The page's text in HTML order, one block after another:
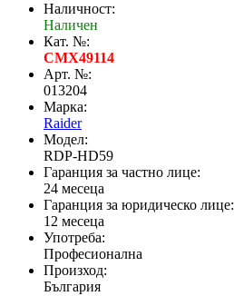
Наличност:
Наличен
Кат. №:
CMX49114
Арт. №:
013204
Марка:
Raider
Модел:
RDP-HD59
Гаранция за частно лице:
24 месеца
Гаранция за юридическо лице:
12 месеца
Употреба:
Професионална
Произход:
България